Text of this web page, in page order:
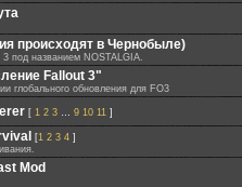
происходят в Чернобыле)
под названием NOSTALGIA.
Fallout 3"
глобального обновления для FO3
[ 1 2 3 … 9 10 11 ]
[1 2 3 4 ]
Mod